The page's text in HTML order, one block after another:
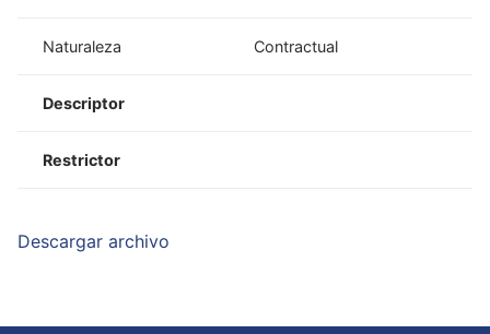
Naturaleza Contractual
Descriptor
Restrictor
Descargar archivo